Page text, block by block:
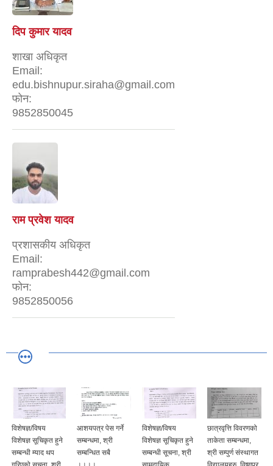
दिप कुमार यादव
शाखा अधिकृत
Email:
edu.bishnupur.siraha@gmail.com
फोन:
9852850045
राम प्रवेश यादव
प्रशासकीय अधिकृत
Email:
ramprabesh442@gmail.com
फोन:
9852850056
विशेषज्ञ/विषय
विशेषज्ञ सूचिकृत हुने
सम्बन्धी म्याद थप
आशयपत्र पेस गर्ने
सम्बन्धमा, श्री
सम्बन्धित सबै
विशेषज्ञ/विषय
विशेषज्ञ सूचिकृत हुने
सम्बन्धी सूचना, श्री
छात्रवृत्ति विवरणको
ताकेता सम्बन्धमा,
श्री सम्पुर्ण संस्थागत